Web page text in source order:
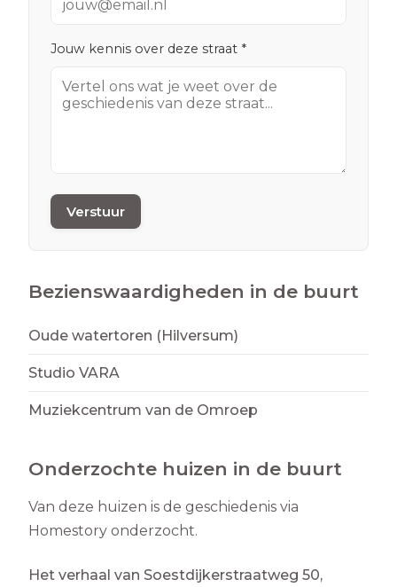
Jouw kennis over deze straat *
Verstuur
Bezienswaardigheden in de buurt
Oude watertoren (Hilversum)
Studio VARA
Muziekcentrum van de Omroep
Onderzochte huizen in de buurt
Van deze huizen is de geschiedenis via
Homestory onderzocht.
Het verhaal van Soestdijkerstraatweg 50,